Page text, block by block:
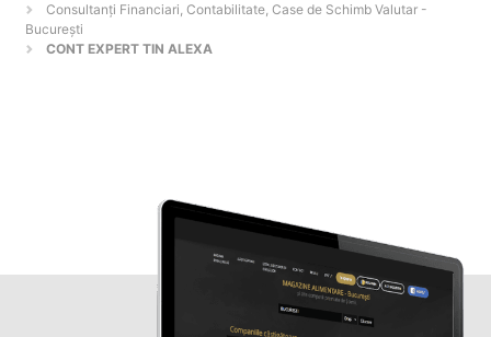
Consultanți Financiari, Contabilitate, Case de Schimb Valutar -
Bucureşti
CONT EXPERT TIN ALEXA